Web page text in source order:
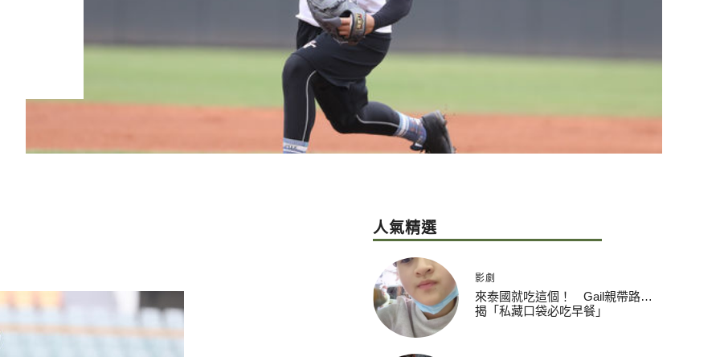
人氣精選
影劇
來泰國就吃這個！ Gail親帶路…
揭「私藏口袋必吃早餐」